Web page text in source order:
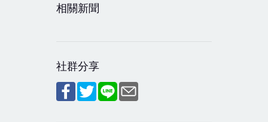
相關新聞
社群分享